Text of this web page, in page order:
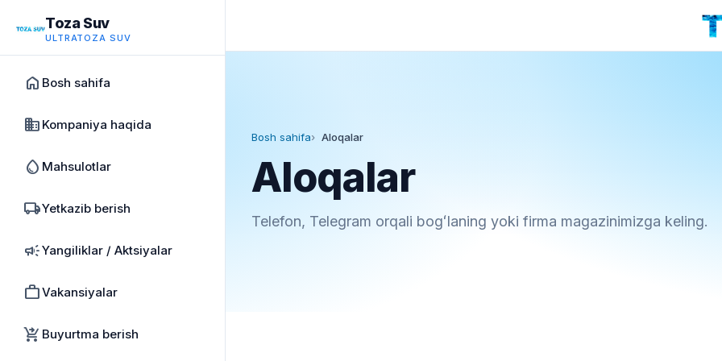
Toza Suv
ULTRATOZA SUV
home Bosh sahifa
business Kompaniya haqida
water_drop Mahsulotlar
local_shippingYetkazib berish
campaignYangiliklar / Aktsiyalar
workVakansiyalar
shopping_cart_checkout Buyurtma berish
Bosh sahifa Aloqalar
Aloqalar
Telefon, Telegram orqali bogʻlaning yoki firma magazinimizga keling.